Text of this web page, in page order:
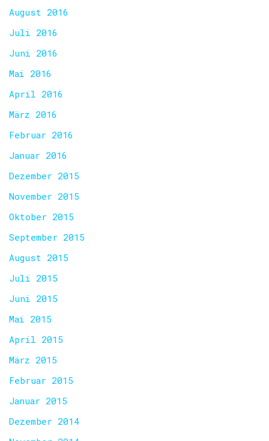
August 2016
Juli 2016
Juni 2016
Mai 2016
April 2016
März 2016
Februar 2016
Januar 2016
Dezember 2015
November 2015
Oktober 2015
September 2015
August 2015
Juli 2015
Juni 2015
Mai 2015
April 2015
März 2015
Februar 2015
Januar 2015
Dezember 2014